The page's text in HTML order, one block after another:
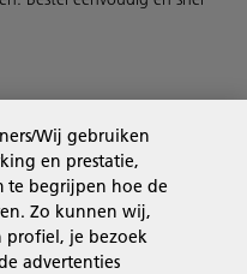
Wij gebruiken
en prestatie,
te begrijpen hoe de
Zo kunnen wij,
profiel, je bezoek
advertenties